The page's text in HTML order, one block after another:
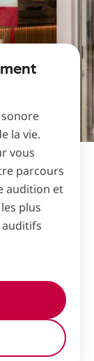
la vie.
vous
parcours
audition et
plus
auditifs